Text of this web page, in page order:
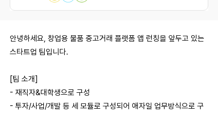
안녕하세요, 창업용 물품 중고거래 플랫폼 앱 런칭을 앞두고 있는
스타트업 팀입니다.
[팀 소개]
- 재직자&대학생으로 구성
- 투자/사업/개발 등 세 모듈로 구성되어 애자일 업무방식으로 구